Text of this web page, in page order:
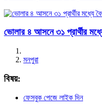
ভোলার ৪ আসনে ৩১ প্রার্থীর
মনপুরা
বিষয়:
ফেসবুক পেজে লাইক দিন